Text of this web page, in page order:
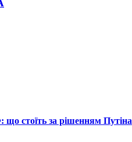
що стоїть за рішенням Путіна